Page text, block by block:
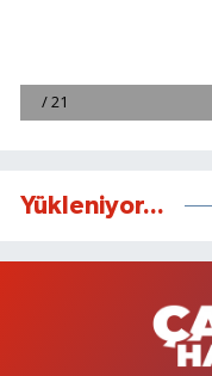
Yükleniyor...